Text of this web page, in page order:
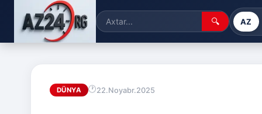
🔍 AZ
DÜNYA 22.Noyabr.2025